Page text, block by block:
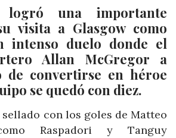
logró una importante
visita a Glasgow como
intenso duelo donde el
Allan McGregor a
de convertirse en héroe
se quedó con diez.
con los goles de Matteo
Raspadori y Tanguy